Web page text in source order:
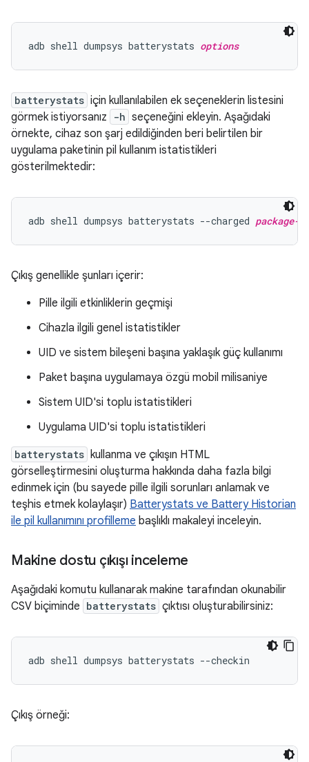
adb shell dumpsys batterystats options
batterystats için kullanılabilen ek seçeneklerin listesini
görmek istiyorsanız
-h seçeneğini ekleyin. Aşağıdaki
örnekte, cihaz son şarj edildiğinden beri belirtilen bir
uygulama paketinin pil kullanım istatistikleri
gösterilmektedir:
adb shell dumpsys batterystats --charged package-
Çıkış genellikle şunları içerir:
Pille ilgili etkinliklerin geçmişi
Cihazla ilgili genel istatistikler
UID ve sistem bileşeni başına yaklaşık güç kullanımı
Paket başına uygulamaya özgü mobil milisaniye
Sistem UID'si toplu istatistikleri
Uygulama UID'si toplu istatistikleri
batterystats kullanma ve çıkışın HTML
görselleştirmesini oluşturma hakkında daha fazla bilgi
edinmek için (bu sayede pille ilgili sorunları anlamak ve
teşhis etmek kolaylaşır) Batterystats ve Battery Historian
ile pil kullanımını profilleme başlıklı makaleyi inceleyin.
Makine dostu çıkışı inceleme
Aşağıdaki komutu kullanarak makine tarafından okunabilir
CSV biçiminde batterystats çıktısı oluşturabilirsiniz:
Çıkış örneği: